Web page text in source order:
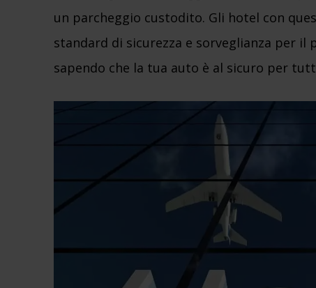
un parcheggio custodito. Gli hotel con
standard di sicurezza e sorveglianza per
sapendo che la tua auto è al sicuro per